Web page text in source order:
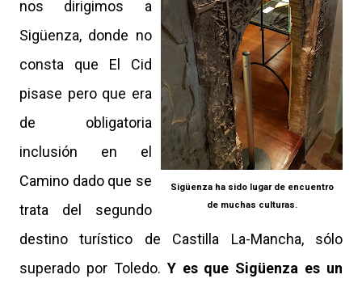
Sigüenza ha sido lugar de encuentro
de muchas culturas.
nos dirigimos a
Sigüenza, donde no
consta que El Cid
pisase pero que era
de obligatoria
inclusión en el
Camino dado que se
trata del segundo
destino turístico de Castilla La-Mancha, sólo
superado por Toledo. Y es que Sigüenza es un